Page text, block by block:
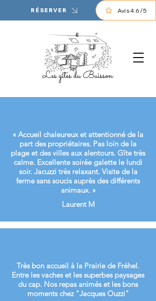
RÉSERVER Avis 4.6/5
« Accueil chaleureux et attentionné de la
part des propriétaires. Pas loin de la
plage et des villes aux alentours. Gîte très
calme. Excellente soirée galette le lundi
soir. Jacuzzi très relaxant. Visite de la
ferme sans soucis auprès des différents
animaux. »
Laurent M
Très bon accueil à la Prairie de Fréhel.
Entre les vaches et les superbes paysages
du cap. Nos repas animés et les bons
moments chez "Jacques Ouzzi"